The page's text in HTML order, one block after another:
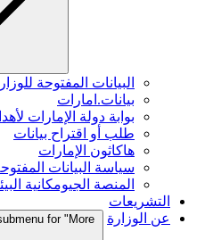
البيانات المفتوحة
بيانات.امارات
بوابة دولة الإمارات
طلب أو اقتراح بيانات
هاكاثون الإمارات
سياسة البيانات
المنصة الجيومكانية
التشريعات
عن الوزارة
for "More"